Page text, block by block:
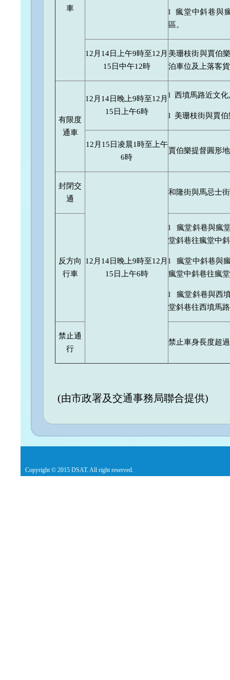
車
l 瘋堂中斜巷與
區。
12月14日上午9時至12月
15日中午12時
美珊枝街與賈伯
泊車位及上落客
有限度
通車
12月14日晚上9時至12月
15日上午6時
l 西墳馬路近文化
l 美珊枝街與賈伯
12月15日凌晨1時至上午
6時
賈伯樂提督圓形
封閉交
通
12月14日晚上9時至12月
15日上午6時
和隆街與馬忌士
反方向
行車
l 瘋堂斜巷與瘋
堂斜巷往瘋堂中
l 瘋堂中斜巷與
瘋堂中斜巷往瘋
l 瘋堂斜巷與西
堂斜巷往西墳馬
禁止通
行
禁止車身長度超
(由市政署及交通事務局聯合提供)
Copyright © 2015 DSAT. All right reserved.